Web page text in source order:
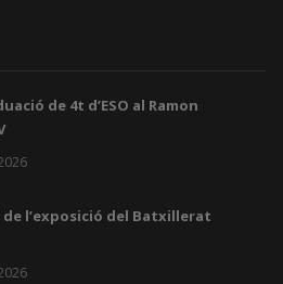
de 4t d’ESO al Ramon
l’exposició del Batxillerat